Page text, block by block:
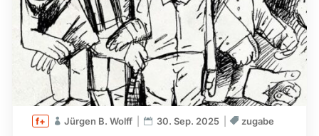
Jürgen B. Wolff 30. Sep. 2025 zugabe